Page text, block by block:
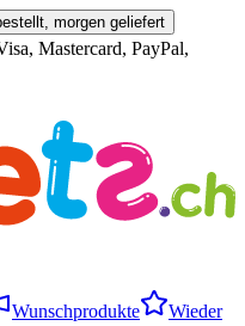
morgen geliefert
Mastercard, PayPal,
Wunschprodukte
Wieder